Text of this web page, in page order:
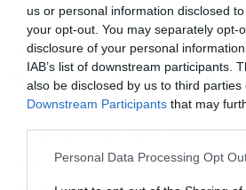
us or personal information disclosed
your opt-out. You may separately opt-
disclosure of your personal
IAB’s list of downstream participants.
also be disclosed by us to third parties
Downstream Participants that may
Personal Data Processing Opt
Ο πρόεδρος της Γαλλίας
δήλωσε σε ανάρτησή του στα
δικτύωσης: «Η
ομήρων και η κατάπαυση του
είναι εφικτές!» Δήλωσε ότι η
πρέπει να ακολουθηθεί χωρίς
Εγγραφή στο